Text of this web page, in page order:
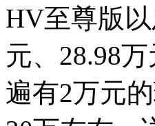
HV至尊版
元、28.98
遍有2万元